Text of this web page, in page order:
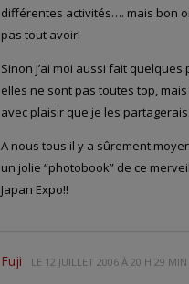
différentes activités…. mais bon
pas tout avoir!
Sinon j’ai moi aussi fait quelques
elles ne sont pas toutes top, mais
avec plaisir que je les
A nous tous il y a sûrement
un jolie “photobook” de ce
Japan Expo!!
Fuji LE 12 JUILLET 2006 À 20 H 29 MIN